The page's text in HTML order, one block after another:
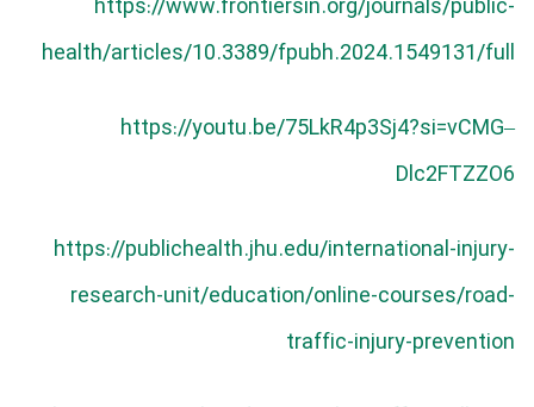
https://www.frontiersin.org/journals/public-
health/articles/10.3389/fpubh.2024.1549131/full
https://youtu.be/75LkR4p3Sj4?si=vCMG–
Dlc2FTZZO6
https://publichealth.jhu.edu/international-injury-
research-unit/education/online-courses/road-
traffic-injury-prevention